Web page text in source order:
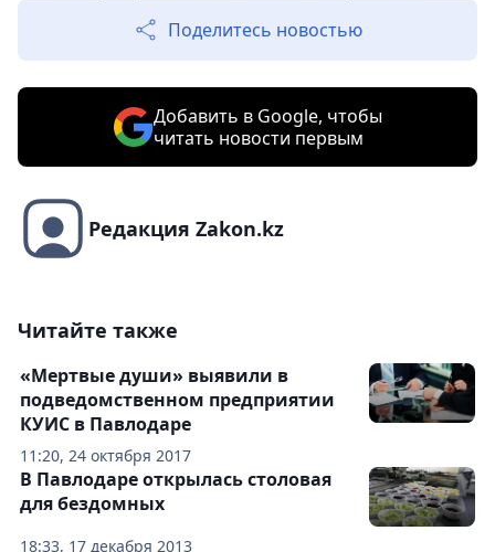
Поделитесь новостью
Добавить в Google, чтобы
читать новости первым
Редакция Zakon.kz
Читайте также
11:20, 24 октября 2017
«Мертвые души» выявили в
подведомственном предприятии
КУИС в Павлодаре
18:33, 17 декабря 2013
В Павлодаре открылась столовая
для бездомных